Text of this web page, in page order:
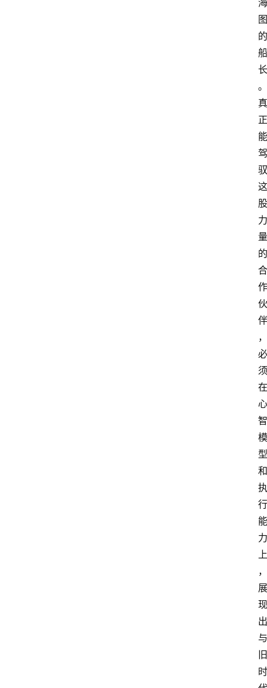
海
图
的
船
长
。
真
正
能
驾
驭
这
股
力
量
的
合
作
伙
伴
，
必
须
在
心
智
模
型
和
执
行
能
力
上
，
展
现
出
与
旧
时